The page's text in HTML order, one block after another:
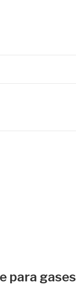
para gases